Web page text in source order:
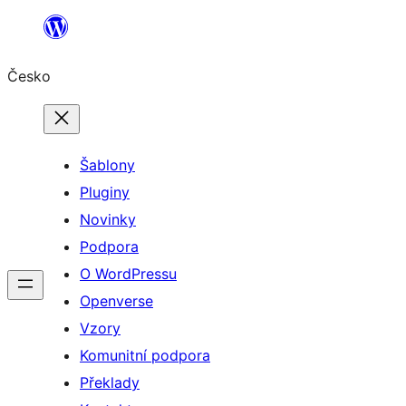
Přeskočit
obsah
Česko
Šablony
Pluginy
Novinky
Podpora
O WordPressu
Openverse
Vzory
Komunitní podpora
Překlady